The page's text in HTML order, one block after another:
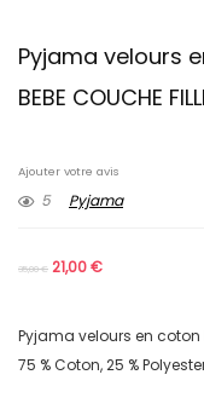
Pyjama velours
BEBE COUCHE
Ajouter votre avis
5 Pyjama
35,00€ 21,00€
Pyjama velours en coton
75 % Coton, 25 %